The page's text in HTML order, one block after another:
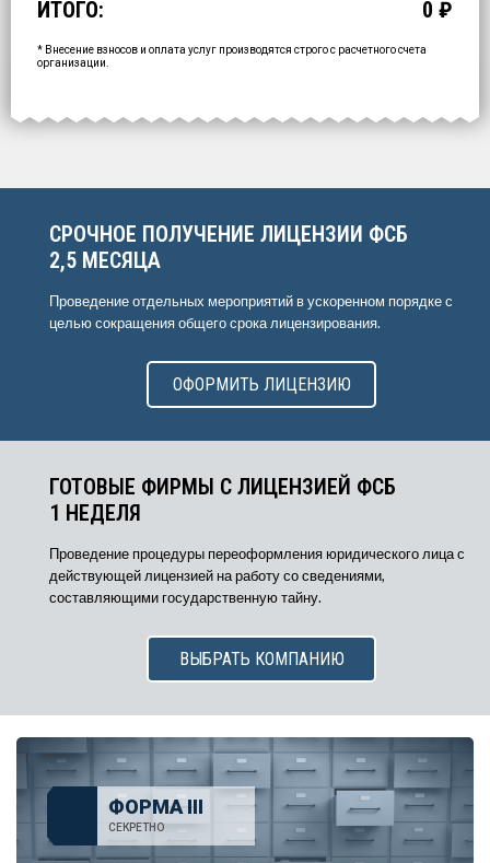
Промежуточный итог:
15000 ₽
Ваша персональна скидка
-15000
ИТОГО: 0 ₽
* Внесение взносов и оплата услуг производятся строго с расчетного счета
организации.
ОФОРМИТЬ ЗА 1 ДЕНЬ
СРОЧНОЕ ПОЛУЧЕНИЕ ЛИЦЕНЗИИ ФСБ
2,5 МЕСЯЦА
Проведение отдельных мероприятий в ускоренном порядке с
целью сокращения общего срока лицензирования.
ОФОРМИТЬ ЛИЦЕНЗИЮ
ГОТОВЫЕ ФИРМЫ С ЛИЦЕНЗИЕЙ ФСБ
1 НЕДЕЛЯ
Проведение процедуры переоформления юридического лица с
действующей лицензией на работу со сведениями,
составляющими государственную тайну.
ВЫБРАТЬ КОМПАНИЮ
ФОРМА III
СЕКРЕТНО